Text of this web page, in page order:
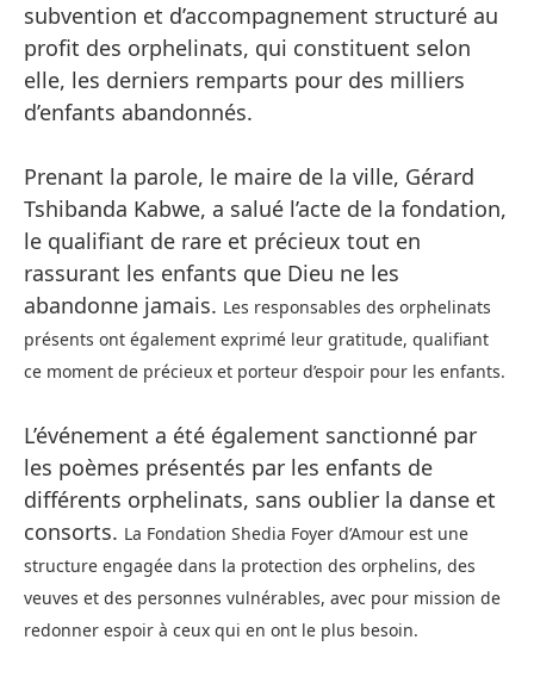
subvention et d’accompagnement structuré au
profit des orphelinats, qui constituent selon
elle, les derniers remparts pour des milliers
d’enfants abandonnés.
Prenant la parole, le maire de la ville, Gérard
Tshibanda Kabwe, a salué l’acte de la fondation,
le qualifiant de rare et précieux tout en
rassurant les enfants que Dieu ne les
abandonne jamais. Les responsables des orphelinats
présents ont également exprimé leur gratitude, qualifiant
ce moment de précieux et porteur d’espoir pour les enfants.
L’événement a été également sanctionné par
les poèmes présentés par les enfants de
différents orphelinats, sans oublier la danse et
consorts. La Fondation Shedia Foyer d’Amour est une
structure engagée dans la protection des orphelins, des
veuves et des personnes vulnérables, avec pour mission de
redonner espoir à ceux qui en ont le plus besoin.